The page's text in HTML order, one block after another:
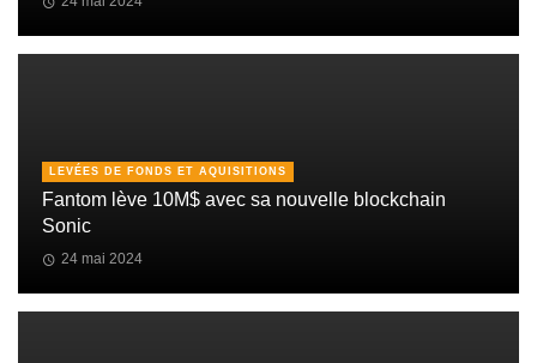
LEVÉES DE FONDS ET AQUISITIONS
Fantom lève 10M$ avec sa nouvelle blockchain
Sonic
24 mai 2024